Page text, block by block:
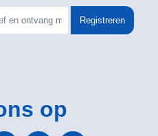
Registreren
op